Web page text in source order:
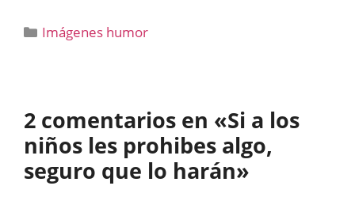
Categorías
Imágenes humor
2 comentarios en «Si a los
niños les prohibes algo,
seguro que lo harán»